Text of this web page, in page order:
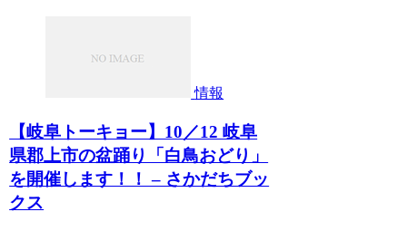
情報
【岐阜トーキョー】10／12 岐阜
県郡上市の盆踊り「白鳥おどり」
を開催します！！ – さかだちブッ
クス